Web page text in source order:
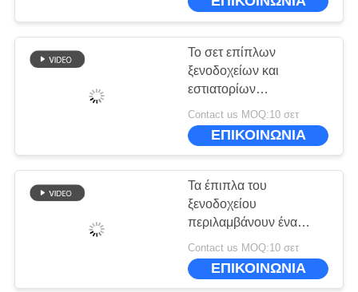
ΖΗΤΉΣΤΕ
SITEMAP
ΠΟΛΙΤΙΚΉ
ΜΥΣΤΙΚΌΤΗΤΑΣ
Το σετ επίπλων
ξενοδοχείων και
εστιατορίων
περιλαμβάνει δερμάτινη
καρέκλα και μαρμάρινο
στρογγυλό τραπέζι.
Contact us MOQ:10 σετ
ΕΠΙΚΟΙΝΩΝΙΑ
Τα έπιπλα του
ξενοδοχείου
περιλαμβάνουν ένα
στρογγυλό τραπέζι με
γυριστήρα και ταιριαστές
καρέκλες
Contact us MOQ:10 σετ
ΕΠΙΚΟΙΝΩΝΙΑ